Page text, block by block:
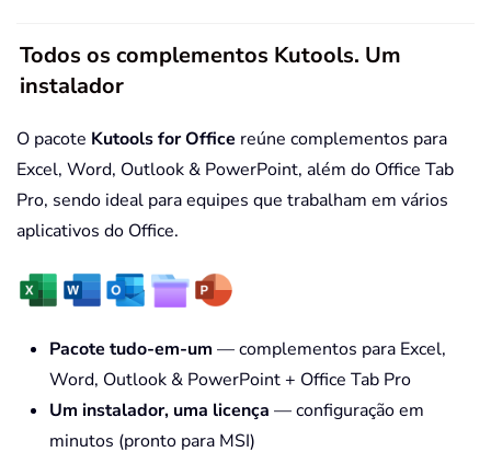
Todos os complementos Kutools. Um
instalador
O pacote Kutools for Office reúne complementos para
Excel, Word, Outlook & PowerPoint, além do Office Tab
Pro, sendo ideal para equipes que trabalham em vários
aplicativos do Office.
Pacote tudo-em-um — complementos para Excel,
Word, Outlook & PowerPoint + Office Tab Pro
Um instalador, uma licença — configuração em
minutos (pronto para MSI)